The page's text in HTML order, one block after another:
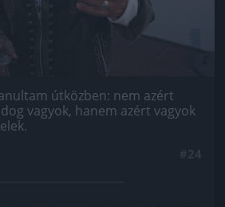
útközben: nem azért
vagyok, hanem azért vagyok